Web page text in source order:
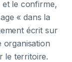
le confirme,
« dans la
écrit sur
organisation
le territoire.